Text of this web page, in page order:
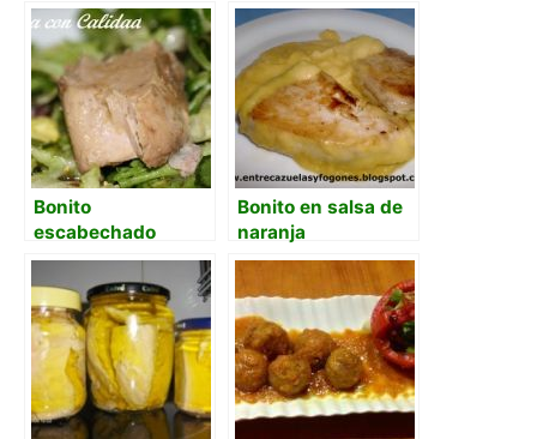
Bonito
escabechado
Bonito en salsa de
naranja